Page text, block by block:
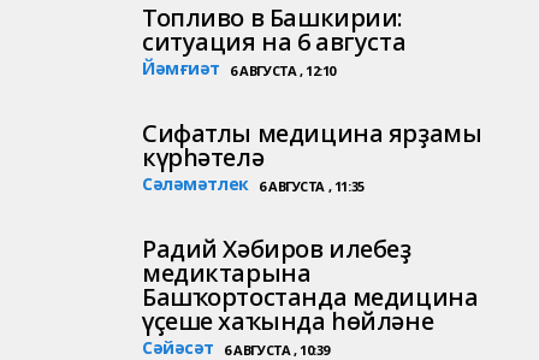
Топливо в Башкирии:
ситуация на 6 августа
Йәмғиәт 6 АВГУСТА , 12:10
Сифатлы медицина ярҙамы
күрһәтелә
Сәләмәтлек 6 АВГУСТА , 11:35
Радий Хәбиров илебеҙ
медиктарына
Башҡортостанда медицина
үҫеше хаҡында һөйләне
Сәйәсәт 6 АВГУСТА , 10:39